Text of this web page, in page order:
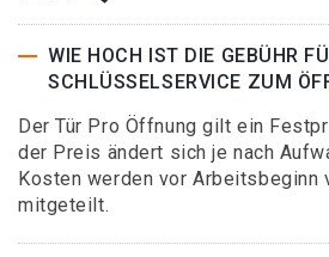
WIE HOCH IST DIE GEBÜHR
SCHLÜSSELSERVICE ZUM
Der Tür Pro Öffnung gilt ein
der Preis ändert sich je nach
Kosten werden vor Arbeitsbeginn
mitgeteilt.